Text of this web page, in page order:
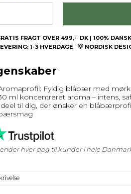
FRAGT OVER 499,- DK | 100%
1-3 HVERDAGE 💡 NORDISK
Fyldig blåbær med
ml koncentreret aroma – intens,
til dig, der ønsker en
hver dag til kunder i hele